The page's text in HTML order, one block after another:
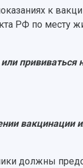
к
РФ по месту
прививаться
вакцинации
должны